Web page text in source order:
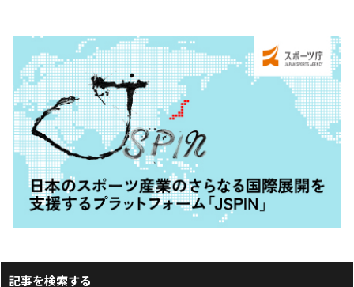
記事を検索する